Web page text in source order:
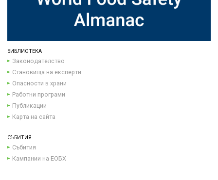
БИБЛИОТЕКА
Законодателство
Становища на експерти
Опасности в храни
Работни програми
Публикации
Карта на сайта
СЪБИТИЯ
Събития
Кампании на ЕОБХ